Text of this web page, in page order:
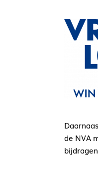
de NVA